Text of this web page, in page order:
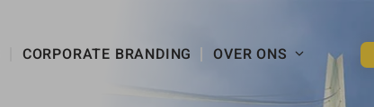
CORPORATE BRANDING OVER ONS